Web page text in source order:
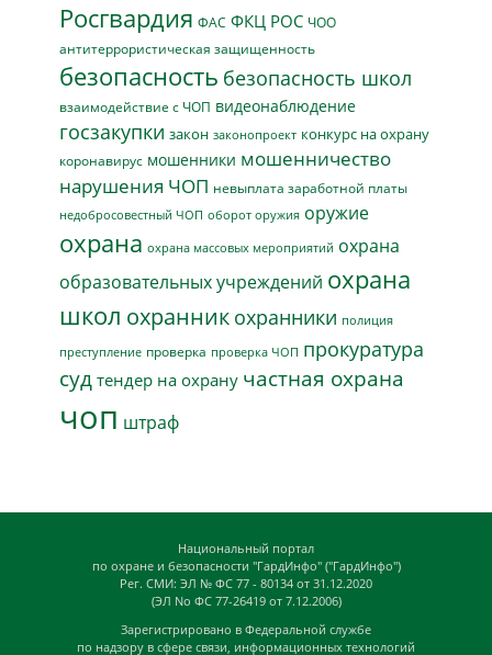
Росгвардия ФАС ФКЦ РОС ЧОО
антитеррористическая защищенность
безопасность безопасность школ
взаимодействие с ЧОП видеонаблюдение
госзакупки закон законопроект конкурс на охрану
коронавирус мошенники мошенничество
нарушения ЧОП невыплата заработной платы
недобросовестный ЧОП оборот оружия оружие
охрана охрана массовых мероприятий охрана
образовательных учреждений охрана
школ охранник охранники полиция
преступление проверка проверка ЧОП прокуратура
суд тендер на охрану частная охрана
чоп штраф
Национальный портал
по охране и безопасности "ГардИнфо" ("ГардИнфо")
Рег. СМИ: ЭЛ № ФС 77 - 80134 от 31.12.2020
(ЭЛ No ФС 77-26419 от 7.12.2006)
Зарегистрировано в Федеральной службе
по надзору в сфере связи, информационных технологий